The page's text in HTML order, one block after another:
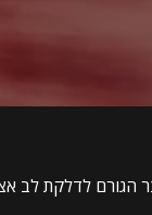
הגורם לדלקת לב